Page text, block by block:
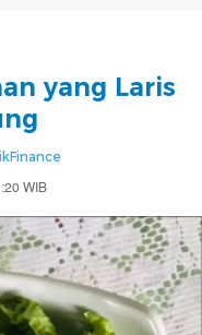
yang Laris
WIB